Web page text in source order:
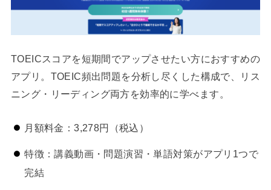
TOEICスコアを短期間でアップさせたい方におすすめの
アプリ。TOEIC頻出問題を分析し尽くした構成で、リス
ニング・リーディング両方を効率的に学べます。
月額料金：3,278円（税込）
特徴：講義動画・問題演習・単語対策がアプリ1つで
完結